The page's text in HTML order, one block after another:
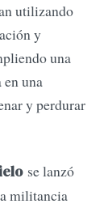
utilizando
y
una
una
y perdurar
se lanzó
militancia